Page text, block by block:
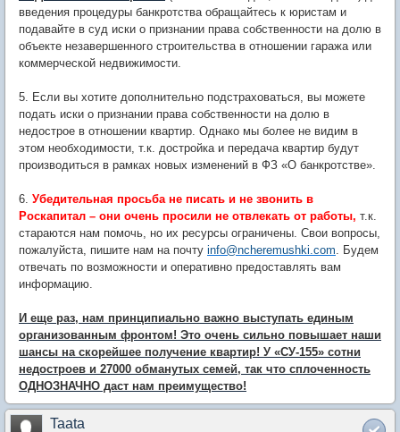
введения процедуры банкротства обращайтесь к юристам и
подавайте в суд иски о признании права собственности на долю в
объекте незавершенного строительства в отношении гаража или
коммерческой недвижимости.
5. Если вы хотите дополнительно подстраховаться, вы можете
подать иски о признании права собственности на долю в
недострое в отношении квартир. Однако мы более не видим в
этом необходимости, т.к. достройка и передача квартир будут
производиться в рамках новых изменений в ФЗ «О банкротстве».
6. Убедительная просьба не писать и не звонить в
Роскапитал – они очень просили не отвлекать от работы, т.к.
стараются нам помочь, но их ресурсы ограничены. Свои вопросы,
пожалуйста, пишите нам на почту info@ncheremushki.com. Будем
отвечать по возможности и оперативно предоставлять вам
информацию.
И еще раз, нам принципиально важно выступать единым
организованным фронтом! Это очень сильно повышает наши
шансы на скорейшее получение квартир! У «СУ-155» сотни
недостроев и 27000 обманутых семей, так что сплоченность
ОДНОЗНАЧНО даст нам преимущество!
Taata